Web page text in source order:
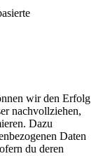
wir den Erfolg
nachvollziehen,
Dazu
Daten
du deren